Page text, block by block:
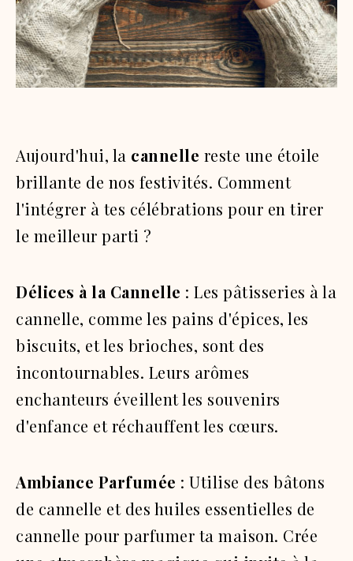
Aujourd'hui, la cannelle reste une étoile
brillante de nos festivités. Comment
l'intégrer à tes célébrations pour en tirer
le meilleur parti ?
Délices à la Cannelle : Les pâtisseries à la
cannelle, comme les pains d'épices, les
biscuits, et les brioches, sont des
incontournables. Leurs arômes
enchanteurs éveillent les souvenirs
d'enfance et réchauffent les cœurs.
Ambiance Parfumée : Utilise des bâtons
de cannelle et des huiles essentielles de
cannelle pour parfumer ta maison. Crée